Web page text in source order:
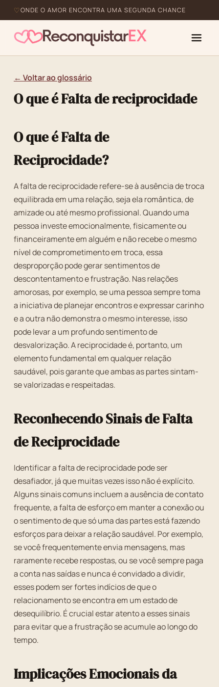
ONDE O AMOR ENCONTRA UMA SEGUNDA CHANCE
← Voltar ao glossário
O que é Falta de reciprocidade
O que é Falta de
Reciprocidade?
A falta de reciprocidade refere-se à ausência de troca
equilibrada em uma relação, seja ela romântica, de
amizade ou até mesmo profissional. Quando uma
pessoa investe emocionalmente, fisicamente ou
financeiramente em alguém e não recebe o mesmo
nível de comprometimento em troca, essa
desproporção pode gerar sentimentos de
descontentamento e frustração. Nas relações
amorosas, por exemplo, se uma pessoa sempre toma
a iniciativa de planejar encontros e expressar carinho
e a outra não demonstra o mesmo interesse, isso
pode levar a um profundo sentimento de
desvalorização. A reciprocidade é, portanto, um
elemento fundamental em qualquer relação
saudável, pois garante que ambas as partes sintam-
se valorizadas e respeitadas.
Reconhecendo Sinais de Falta
de Reciprocidade
Identificar a falta de reciprocidade pode ser
desafiador, já que muitas vezes isso não é explícito.
Alguns sinais comuns incluem a ausência de contato
frequente, a falta de esforço em manter a conexão ou
o sentimento de que só uma das partes está fazendo
esforços para deixar a relação saudável. Por exemplo,
se você frequentemente envia mensagens, mas
raramente recebe respostas, ou se você sempre paga
a conta nas saídas e nunca é convidado a dividir,
esses podem ser fortes indícios de que o
relacionamento se encontra em um estado de
desequilíbrio. É crucial estar atento a esses sinais
para evitar que a frustração se acumule ao longo do
tempo.
Implicações Emocionais da